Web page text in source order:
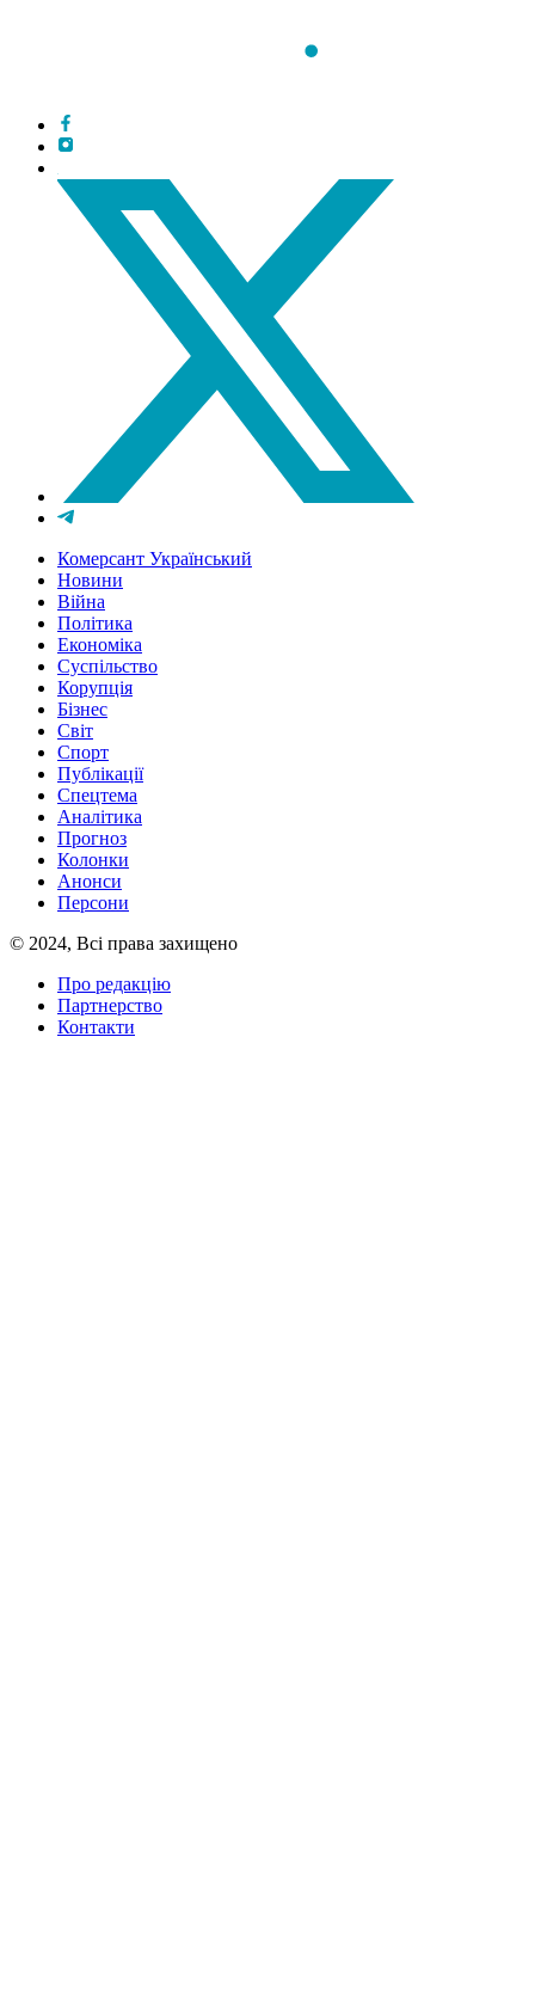
Комерсант Український
Новини
Війна
Політика
Економіка
Суспільство
Корупція
Бізнес
Світ
Спорт
Публікації
Спецтема
Аналітика
Прогноз
Колонки
Анонси
Персони
© 2024, Всі права захищено
Про редакцію
Партнерство
Контакти